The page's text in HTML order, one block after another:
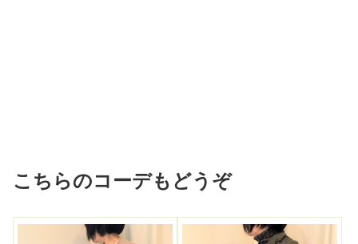
こちらのコーデもどうぞ